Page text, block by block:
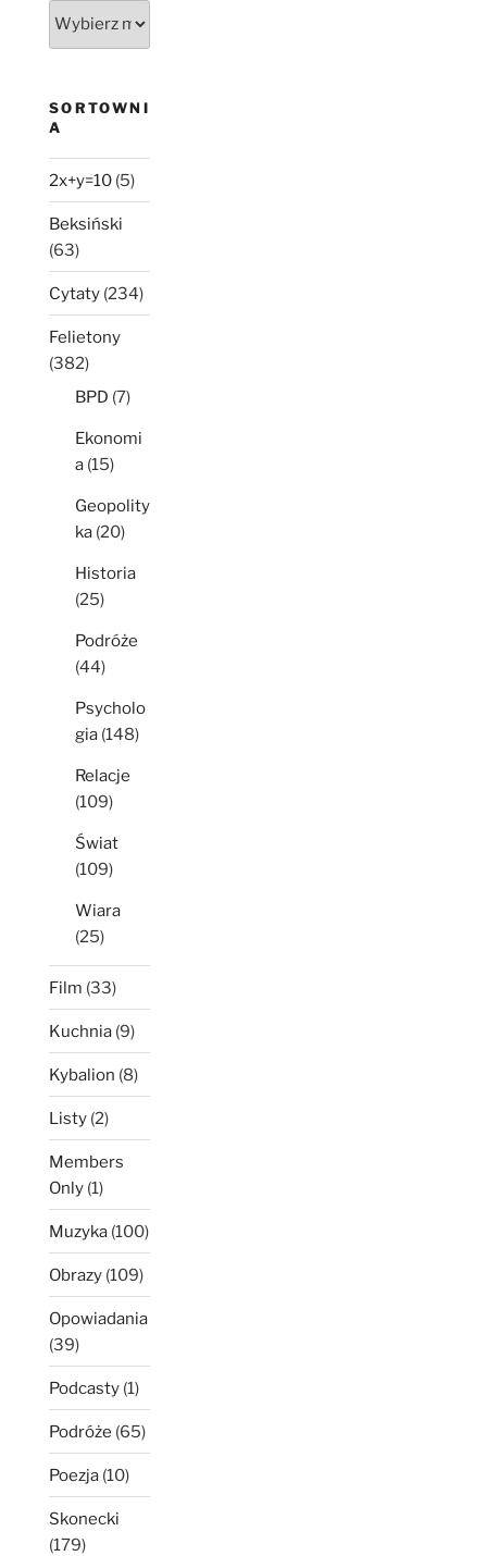
SORTOWNI
A
2x+y=10 (5)
Beksiński
(63)
Cytaty (234)
Felietony
(382)
BPD (7)
Ekonomi
a (15)
Geopolity
ka (20)
Historia
(25)
Podróże
(44)
Psycholo
gia (148)
Relacje
(109)
Świat
(109)
Wiara
(25)
Film (33)
Kuchnia (9)
Kybalion (8)
Listy (2)
Members
Only (1)
Muzyka (100)
Obrazy (109)
Opowiadania
(39)
Podcasty (1)
Podróże (65)
Poezja (10)
Skonecki
(179)